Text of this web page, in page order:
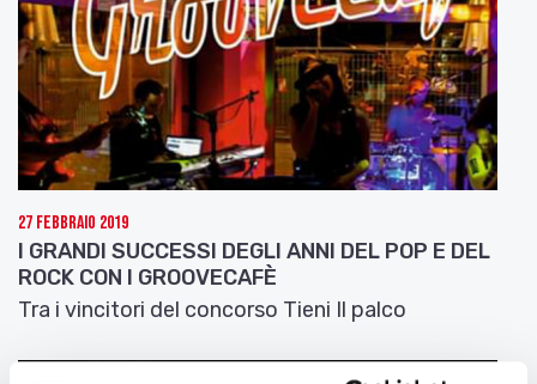
27 Febbraio 2019
I GRANDI SUCCESSI DEGLI ANNI DEL POP E DEL
ROCK CON I GROOVECAFÈ
Tra i vincitori del concorso Tieni Il palco